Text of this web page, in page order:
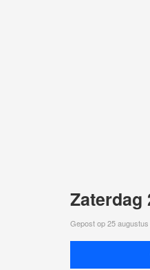
Zaterdag
Gepost op 25